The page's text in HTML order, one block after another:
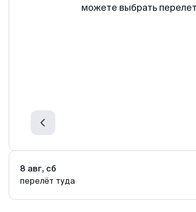
можете выбрать
8 авг, сб
перелёт туда